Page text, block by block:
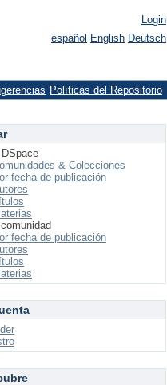
Login
español English Deutsch
Políticas del Repositorio
& Colecciones
fecha de publicación
fecha de publicación